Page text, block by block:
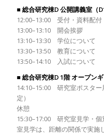
■ 総合研究棟D 公開講義室（
12:00–13:00 受付・資料配付
13:00–13:10 開会挨拶
13:10–13:30 学位について
13:30–13:50 教育について
13:50–14:10 入試について
■ 総合研究棟D 1階 オープン
14:10–15:00 研究室ポスタ
定）
休憩
15:30–17:00 研究室見学・
室見学は、距離の関係で実施